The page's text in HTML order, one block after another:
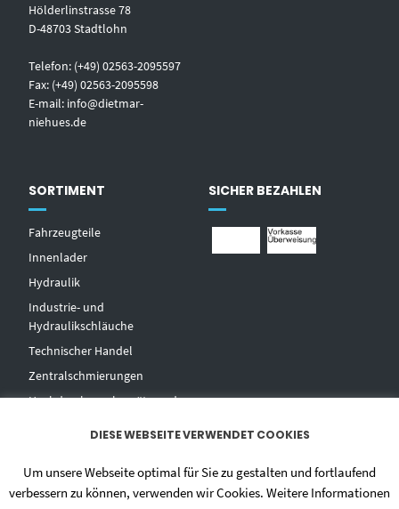
Hölderlinstrasse 78
D-48703 Stadtlohn
Telefon: (+49) 02563-2095597
Fax: (+49) 02563-2095598
E-mail: info@dietmar-
niehues.de
SORTIMENT
Fahrzeugteile
Innenlader
Hydraulik
Industrie- und
Hydraulikschläuche
Technischer Handel
Zentralschmierungen
Hochdruckwaschgeräte und
SICHER BEZAHLEN
DIESE WEBSEITE VERWENDET COOKIES
Um unsere Webseite optimal für Sie zu gestalten und fortlaufend
verbessern zu können, verwenden wir Cookies. Weitere Informationen